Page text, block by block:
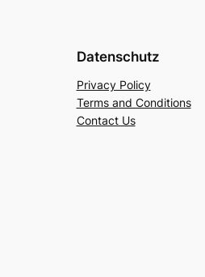
Datenschutz
Privacy Policy
Terms and Conditions
Contact Us